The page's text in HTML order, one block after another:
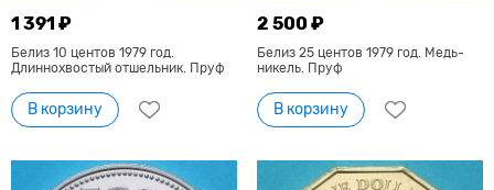
1 391 ₽
Белиз 10 центов 1979 год.
Длиннохвостый отшельник. Пруф
В корзину
2 500 ₽
Белиз 25 центов 1979 год. Медь-
никель. Пруф
В корзину